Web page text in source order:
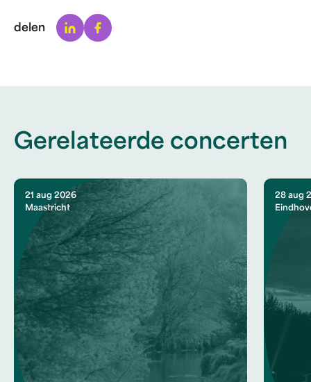
delen LinkedinFacebook
Gerelateerde concerten
21 aug 2026
Maastricht
28 aug